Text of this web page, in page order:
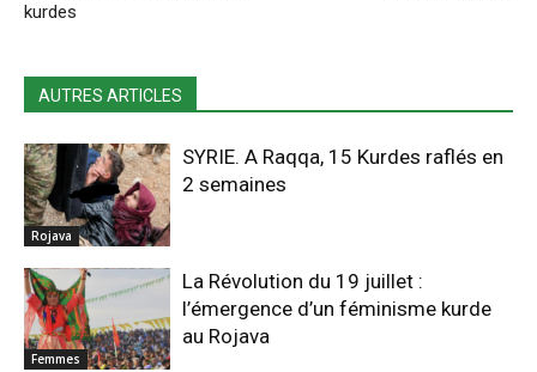
kurdes
AUTRES ARTICLES
Rojava
SYRIE. A Raqqa, 15 Kurdes raflés en
2 semaines
Femmes
La Révolution du 19 juillet :
l’émergence d’un féminisme kurde
au Rojava